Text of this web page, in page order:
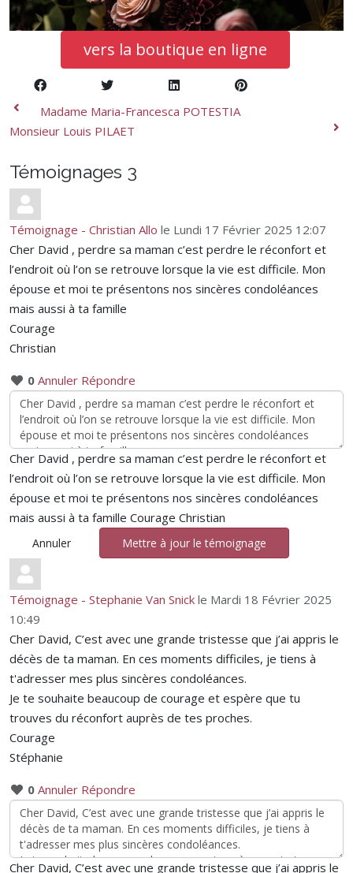
vers la boutique en ligne
Madame Maria-Francesca POTESTIA
Monsieur Louis PILAET
Témoignages 3
Témoignage - Christian Allo le Lundi 17 Février 2025 12:07
Cher David , perdre sa maman c’est perdre le réconfort et
l’endroit où l’on se retrouve lorsque la vie est difficile. Mon
épouse et moi te présentons nos sincères condoléances
mais aussi à ta famille
Courage
Christian
0 Annuler Répondre
Cher David , perdre sa maman c’est perdre le réconfort et
l’endroit où l’on se retrouve lorsque la vie est difficile. Mon
épouse et moi te présentons nos sincères condoléances
mais aussi à ta famille Courage Christian
Annuler Mettre à jour le témoignage
Témoignage - Stephanie Van Snick le Mardi 18 Février 2025
10:49
Cher David, C’est avec une grande tristesse que j’ai appris le
décès de ta maman. En ces moments difficiles, je tiens à
t'adresser mes plus sincères condoléances.
Je te souhaite beaucoup de courage et espère que tu
trouves du réconfort auprès de tes proches.
Courage
Stéphanie
0 Annuler Répondre
Cher David, C’est avec une grande tristesse que j’ai appris le